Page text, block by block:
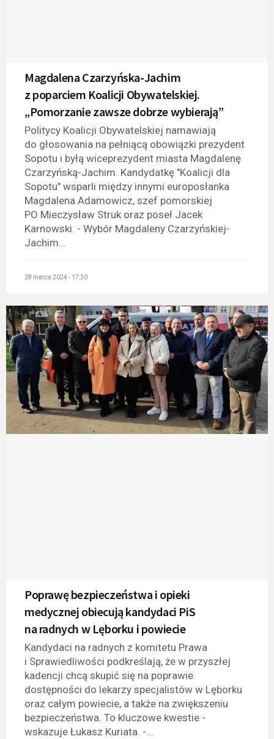
Magdalena Czarzyńska-Jachim
z poparciem Koalicji Obywatelskiej.
„Pomorzanie zawsze dobrze wybierają”
Politycy Koalicji Obywatelskiej namawiają
do głosowania na pełniącą obowiązki prezydent
Sopotu i byłą wiceprezydent miasta Magdalenę
Czarzyńską-Jachim. Kandydatkę "Koalicji dla
Sopotu" wsparli między innymi europosłanka
Magdalena Adamowicz, szef pomorskiej
PO Mieczysław Struk oraz poseł Jacek
Karnowski. - Wybór Magdaleny Czarzyńskiej-
Jachim...
28 marca 2024 - 17:30
Poprawę bezpieczeństwa i opieki
medycznej obiecują kandydaci PiS
na radnych w Lęborku i powiecie
Kandydaci na radnych z komitetu Prawa
i Sprawiedliwości podkreślają, że w przyszłej
kadencji chcą skupić się na poprawie
dostępności do lekarzy specjalistów w Lęborku
oraz całym powiecie, a także na zwiększeniu
bezpieczeństwa. To kluczowe kwestie -
wskazuje Łukasz Kuriata. -...